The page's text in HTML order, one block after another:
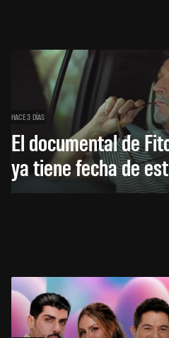
HACE 3 DÍAS
El documental de
ya tiene fecha de